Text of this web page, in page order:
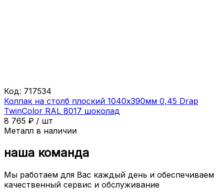
Код: 717534
Колпак на столб плоский 1040х390мм 0,45 Drap
TwinColor RAL 8017 шоколад
8 765 ₽ / шт
Металл в наличии
наша команда
Мы работаем для Вас каждый день и обеспечиваем
качественный сервис и обслуживание